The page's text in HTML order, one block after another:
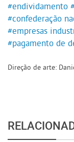
#endividamento
#confederação
#empresas
#pagamento de
Direção de arte: